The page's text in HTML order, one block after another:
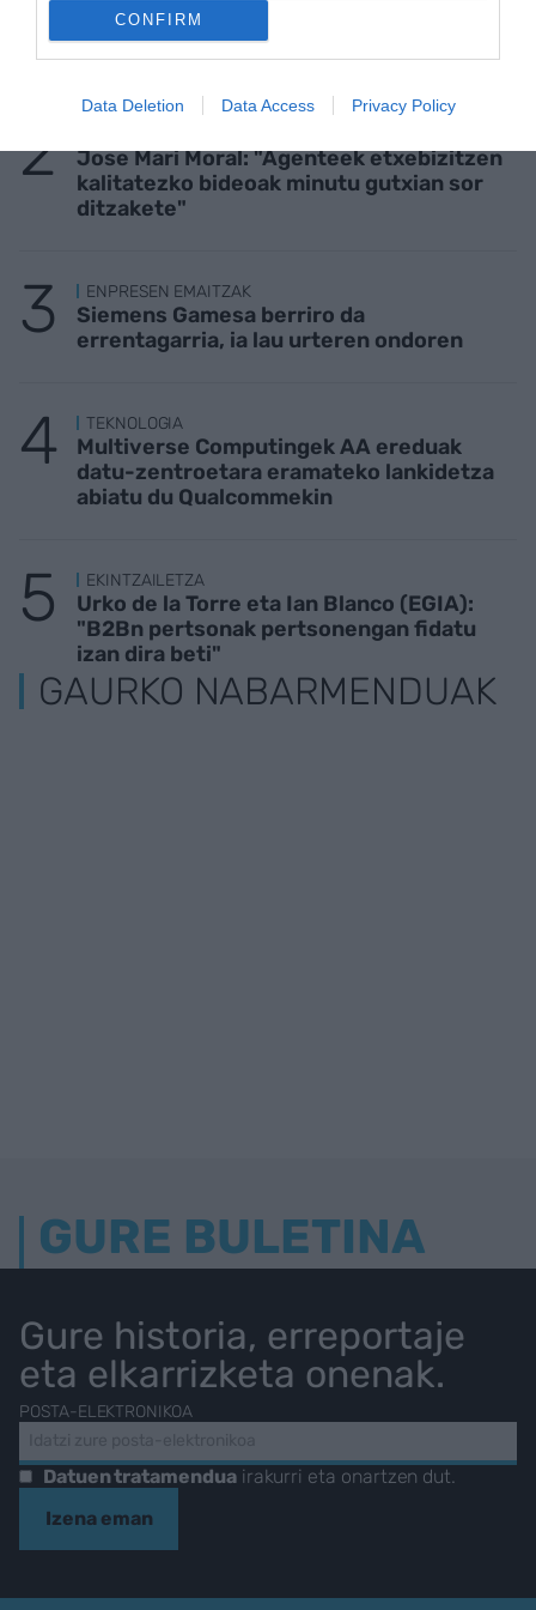
CONFIRM
Data Deletion Data Access Privacy Policy
KIROLA
Trainerua uretaratzea, urte osoko gastua
Jose Mari Moral: "Agenteek etxebizitzen
kalitatezko bideoak minutu gutxian sor
ditzakete"
ENPRESEN EMAITZAK
Siemens Gamesa berriro da
errentagarria, ia lau urteren ondoren
TEKNOLOGIA
Multiverse Computingek AA ereduak
datu-zentroetara eramateko lankidetza
abiatu du Qualcommekin
EKINTZAILETZA
Urko de la Torre eta Ian Blanco (EGIA):
"B2Bn pertsonak pertsonengan fidatu
izan dira beti"
GAURKO NABARMENDUAK
GURE BULETINA
Gure historia, erreportaje
eta elkarrizketa onenak.
POSTA-ELEKTRONIKOA
Datuen tratamenduairakurri eta onartzen dut.
Izena eman